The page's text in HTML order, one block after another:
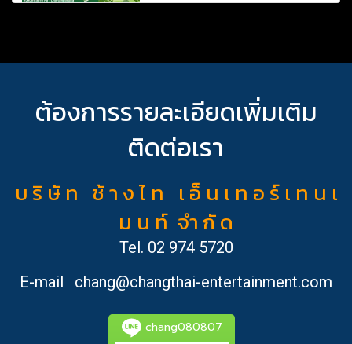
ต้องการรายละเอียดเพิ่มเติม
ติดต่อเรา
บ ริ ษั ท ช้ า ง ไ ท เ อ็ น เ ท อ ร์ เ ท น เ
ม น ท์ จำ กั ด
Tel. 02 974 5720
E-mail
chang@changthai-entertainment.com
chang080807